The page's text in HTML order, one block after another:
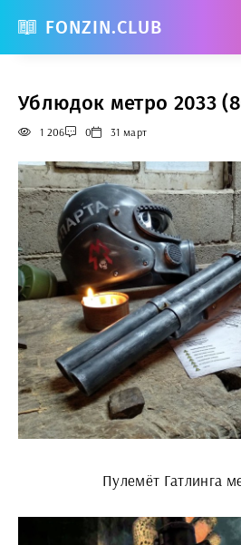
FONZIN.CLUB
Ублюдок метро 2033
1 206 0 31 март
Пулемёт Гатлинга